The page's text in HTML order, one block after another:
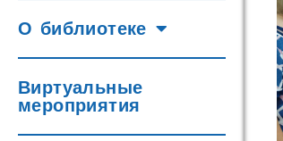
О библиотеке
Виртуальные
мероприятия